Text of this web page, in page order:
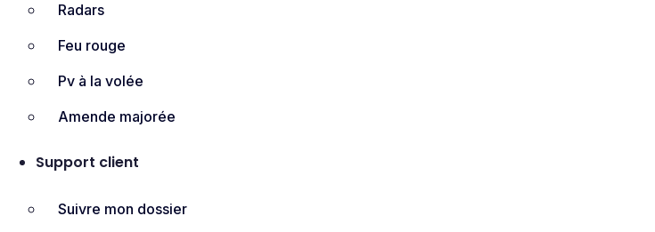
Radars
Feu rouge
Pv à la volée
Amende majorée
Support client
Suivre mon dossier